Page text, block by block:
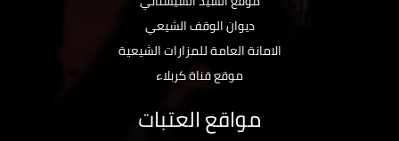
ديوان الوقف الشيعي
الامانة العامة للمزارات الشيعية
موقع قناة كربلاء
مواقع العتبات